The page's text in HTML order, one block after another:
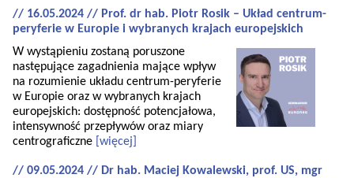
// 16.05.2024 // Prof. dr hab. Piotr Rosik – Układ centrum-
peryferie w Europie i wybranych krajach europejskich
W wystąpieniu zostaną poruszone
następujące zagadnienia mające wpływ
na rozumienie układu centrum-peryferie
w Europie oraz w wybranych krajach
europejskich: dostępność potencjałowa,
intensywność przepływów oraz miary
centrograficzne [więcej]
// 09.05.2024 // Dr hab. Maciej Kowalewski, prof. US, mgr